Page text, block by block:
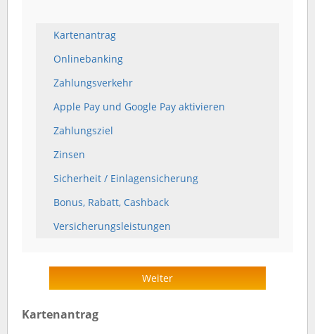
Kartenantrag
Onlinebanking
Zahlungsverkehr
Apple Pay und Google Pay aktivieren
Zahlungsziel
Zinsen
Sicherheit / Einlagensicherung
Bonus, Rabatt, Cashback
Versicherungsleistungen
Weiter
Kartenantrag